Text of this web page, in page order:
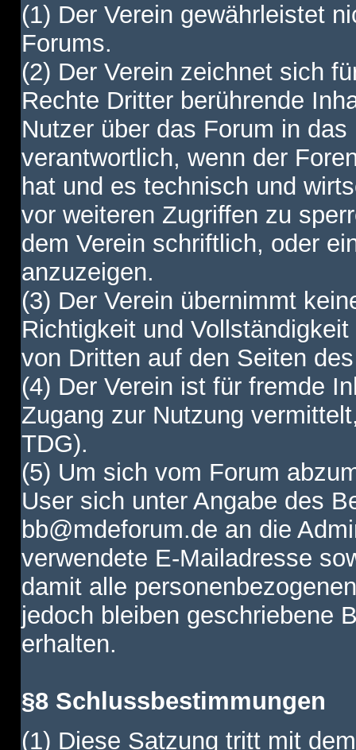
(1) Der Verein gewährleistet
Forums.
(2) Der Verein zeichnet sich
Rechte Dritter berührende
Nutzer über das Forum in
verantwortlich, wenn der
hat und es technisch und
vor weiteren Zugriffen zu
dem Verein schriftlich, oder
anzuzeigen.
(3) Der Verein übernimmt
Richtigkeit und
von Dritten auf den Seiten
(4) Der Verein ist für fremde
Zugang zur Nutzung
TDG).
(5) Um sich vom Forum
User sich unter Angabe des
bb@mdeforum.de an die
verwendete E-Mailadresse
damit alle
jedoch bleiben geschriebene
erhalten.
§8 Schlussbestimmungen
(1) Diese Satzung tritt mit